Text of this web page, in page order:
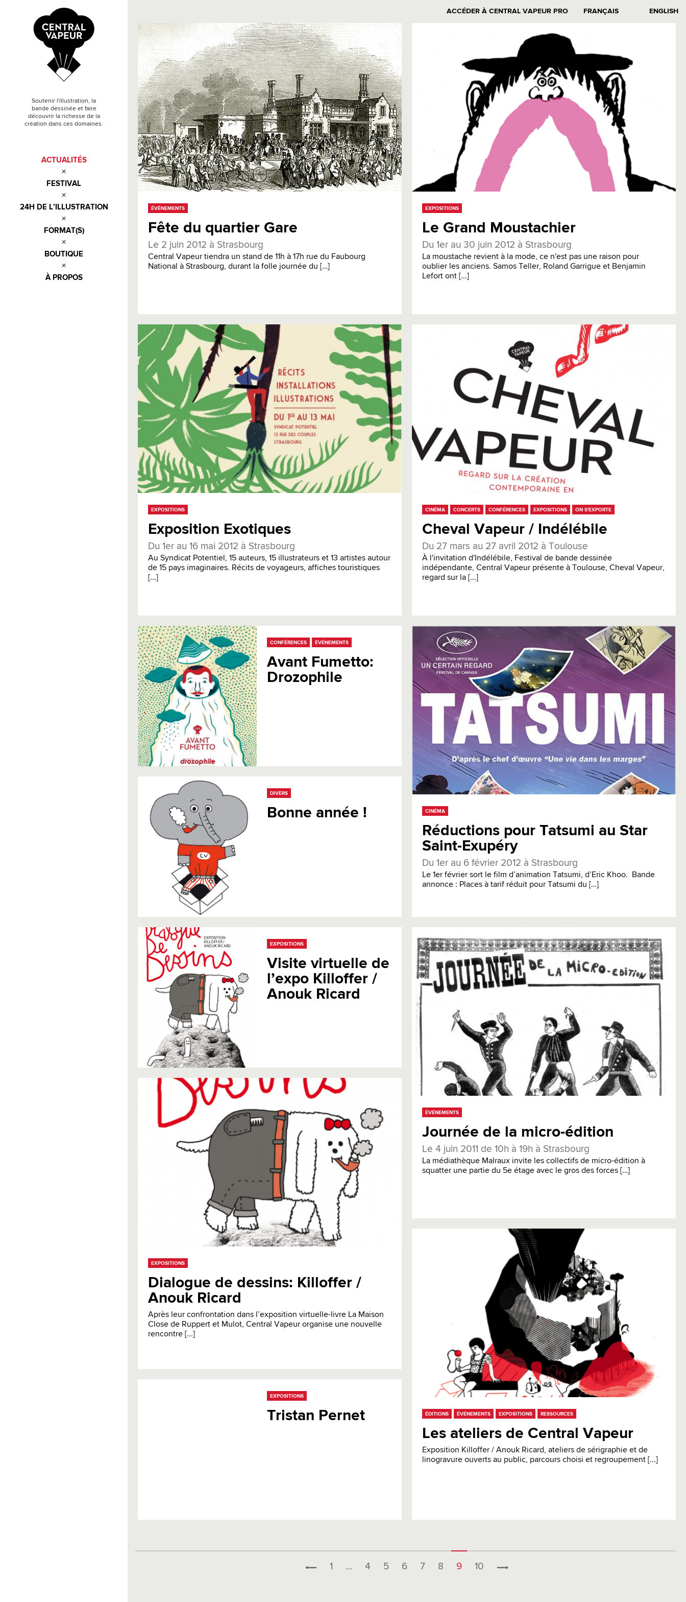
Soutenir l'illustration, la
bande dessinée et faire
découvrir la richesse de la
création dans ces domaines.
ACTUALITÉS
FESTIVAL
24H DE L’ILLUSTRATION
FORMAT(S)
BOUTIQUE
À PROPOS
ACCÉDER À CENTRAL VAPEUR PRO FRANÇAIS ENGLISH
ÉVÉNEMENTS
Fête du quartier Gare
Le 2 juin 2012 à Strasbourg
Central Vapeur tiendra un stand de 11h à 17h rue du Faubourg
National à Strasbourg, durant la folle journée du […]
EXPOSITIONS
Le Grand Moustachier
Du 1er au 30 juin 2012 à Strasbourg
La moustache revient à la mode, ce n'est pas une raison pour
oublier les anciens. Samos Teller, Roland Garrigue et Benjamin
Lefort ont [...]
EXPOSITIONS
Exposition Exotiques
Du 1er au 16 mai 2012 à Strasbourg
Au Syndicat Potentiel, 15 auteurs, 15 illustrateurs et 13 artistes autour
de 15 pays imaginaires. Récits de voyageurs, affiches touristiques
[...]
CINÉMA CONCERTS CONFÉRENCES EXPOSITIONS ON S'EXPORTE
Cheval Vapeur / Indélébile
Du 27 mars au 27 avril 2012 à Toulouse
À l'invitation d'Indélébile, Festival de bande dessinée
indépendante, Central Vapeur présente à Toulouse, Cheval Vapeur,
regard sur la [...]
CONFÉRENCES ÉVÉNEMENTS
Avant Fumetto:
Drozophile
CINÉMA
Réductions pour Tatsumi au Star
Saint-Exupéry
Du 1er au 6 février 2012 à Strasbourg
Le 1er février sort le film d’animation Tatsumi, d’Eric Khoo. Bande
annonce : Places à tarif réduit pour Tatsumi du […]
DIVERS
Bonne année !
EXPOSITIONS
Visite virtuelle de
l’expo Killoffer /
Anouk Ricard
ÉVÉNEMENTS
Journée de la micro-édition
Le 4 juin 2011 de 10h à 19h à Strasbourg
La médiathèque Malraux invite les collectifs de micro-édition à
squatter une partie du 5e étage avec le gros des forces […]
EXPOSITIONS
Dialogue de dessins: Killoffer /
Anouk Ricard
Après leur confrontation dans l’exposition virtuelle-livre La Maison
Close de Ruppert et Mulot, Central Vapeur organise une nouvelle
rencontre [...]
ÉDITIONS ÉVÉNEMENTS EXPOSITIONS RESSOURCES
Les ateliers de Central Vapeur
Exposition Killoffer / Anouk Ricard, ateliers de sérigraphie et de
linogravure ouverts au public, parcours choisi et regroupement [...]
EXPOSITIONS
Tristan Pernet
1 … 4 5 6 7 8 9 10